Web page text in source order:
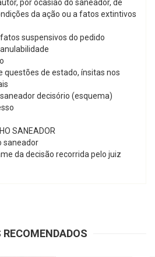
por ocasião do saneador, de
da ação ou a fatos extintivos
suspensivos do pedido
questões de estado, ínsitas nos
decisório (esquema)
SANEADOR
saneador
da decisão recorrida pelo juiz
RECOMENDADOS